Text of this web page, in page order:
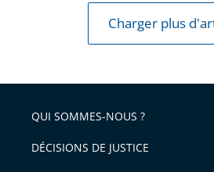
Charger plus
QUI SOMMES-NOUS ?
DÉCISIONS DE JUSTICE